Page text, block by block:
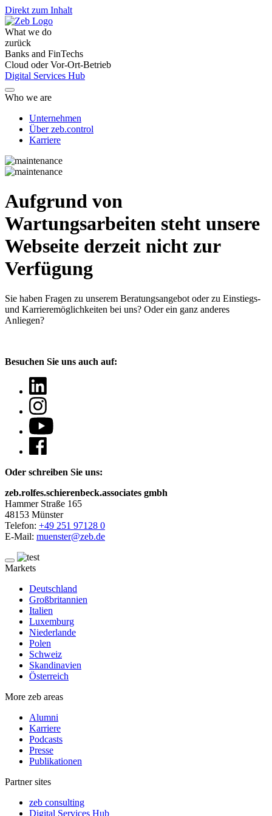
Direkt zum Inhalt
What we do
zurück
Banks and FinTechs
Cloud oder Vor-Ort-Betrieb
Digital Services Hub
Who we are
Unternehmen
Über zeb.control
Karriere
Aufgrund von
Wartungsarbeiten steht unsere
Webseite derzeit nicht zur
Verfügung
Sie haben Fragen zu unserem Beratungsangebot oder zu Einstiegs-
und Karrieremöglichkeiten bei uns? Oder ein ganz anderes
Anliegen?
Besuchen Sie uns auch auf:
Oder schreiben Sie uns:
zeb.rolfes.schierenbeck.associates gmbh
Hammer Straße 165
48153 Münster
Telefon: +49 251 97128 0
E-Mail: muenster@zeb.de
Markets
Deutschland
Großbritannien
Italien
Luxemburg
Niederlande
Polen
Schweiz
Skandinavien
Österreich
More zeb areas
Alumni
Karriere
Podcasts
Presse
Publikationen
Partner sites
zeb consulting
Digital Services Hub